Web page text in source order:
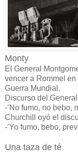
Monty
El General
vencer a Rommel
Guerra Mundial.
Discurso del
-’No fumo, no bebo,
Churchill oyó el
-’Yo fumo, bebo,
Una taza de té